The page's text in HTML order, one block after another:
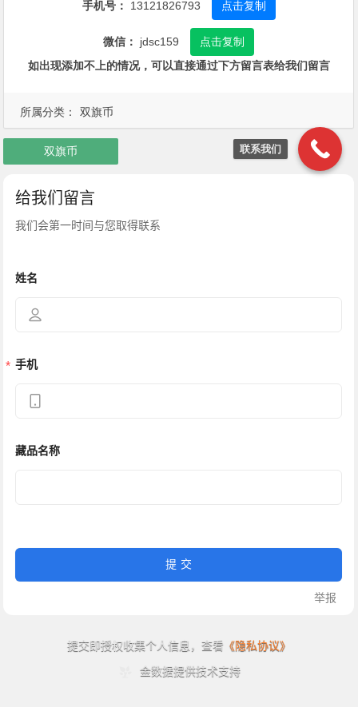
所属分类： 双旗币
手机号： 13121826793 点击复制
微信： jdsc159
点击复制
如出现添加不上的情况，可以直接通过下方留言表给我们留言
双旗币 联系我们